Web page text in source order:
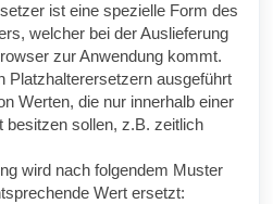
ist eine spezielle Form des
welcher bei der Auslieferung
zur Anwendung kommt.
Platzhalterersetzern ausgeführt
Werten, die nur innerhalb einer
besitzen sollen, z.B. zeitlich
wird nach folgendem Muster
Wert ersetzt: